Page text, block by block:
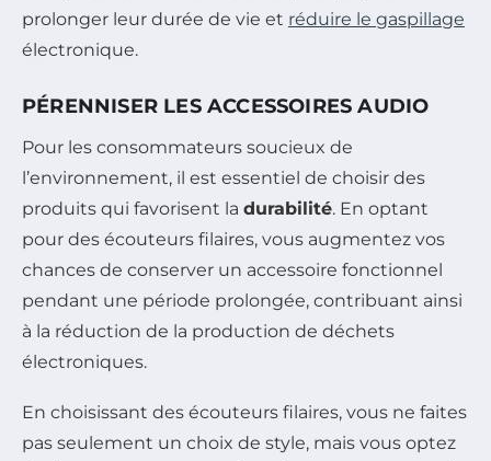
prolonger leur durée de vie et réduire le gaspillage
électronique.
PÉRENNISER LES ACCESSOIRES AUDIO
Pour les consommateurs soucieux de
l’environnement, il est essentiel de choisir des
produits qui favorisent la durabilité. En optant
pour des écouteurs filaires, vous augmentez vos
chances de conserver un accessoire fonctionnel
pendant une période prolongée, contribuant ainsi
à la réduction de la production de déchets
électroniques.
En choisissant des écouteurs filaires, vous ne faites
pas seulement un choix de style, mais vous optez